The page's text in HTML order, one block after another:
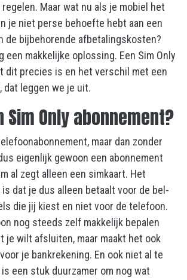
Maar wat nu als je mobiel het
je niet perse behoefte hebt aan een
de bijbehorende afbetalingskosten?
een makkelijke oplossing. Een Sim Only
dit precies is en het verschil met een
, dat leggen we je uit.
Sim Only abonnement?
maar dan zonder
eigenlijk gewoon een abonnement
al zegt alleen een simkaart. Het
dat je dus alleen betaalt voor de bel-
die jij kiest en niet voor de telefoon.
nog steeds zelf makkelijk bepalen
je wilt afsluiten, maar maakt het ook
je bankrekening. En ook niet al te
een stuk duurzamer om nog wat